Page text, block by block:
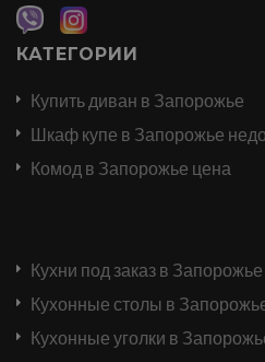
КАТЕГОРИИ
Купить диван в Запорожье
Шкаф купе в Запорожье
Комод в Запорожье цена
Кухни под заказ в Запорожье
Кухонные столы в
Кухонные уголки в